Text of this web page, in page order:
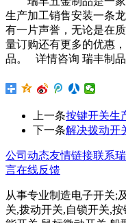
生产加工销售安装一条
有一片声誉，无论是在
量订购还有更多的优惠
品。 详情咨询 瑞丰制品
上一条按键开关生
下一条解决拨动开
公司动态友情链接联系
言在线反馈
从事专业制造电子开关;
关,拨动开关,自锁开关,